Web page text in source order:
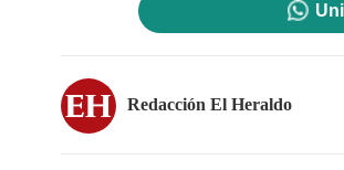
Redacción El Heraldo